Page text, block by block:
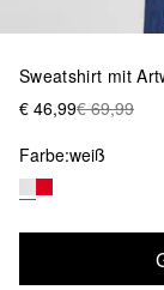
Sweatshirt mit
€ 46,99€ 69,99
Farbe:weiß